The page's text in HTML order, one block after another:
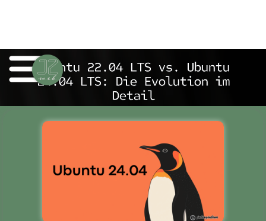
Ubuntu 22.04 LTS vs. Ubuntu
24.04 LTS: Die Evolution im
Detail